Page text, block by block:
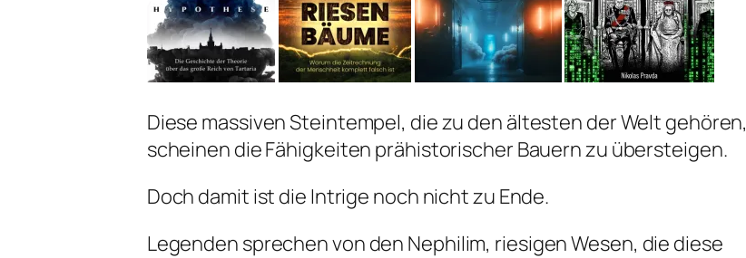
Diese massiven Steintempel, die zu den ältesten der Welt gehören,
scheinen die Fähigkeiten prähistorischer Bauern zu übersteigen.
Doch damit ist die Intrige noch nicht zu Ende.
Legenden sprechen von den Nephilim, riesigen Wesen, die diese